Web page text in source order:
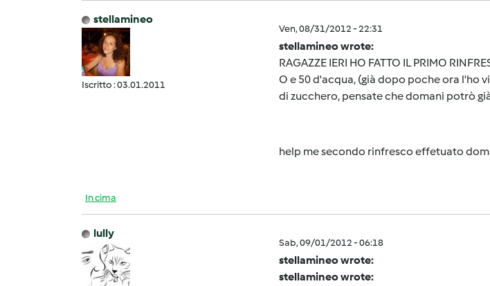
stellamineo
Iscritto : 03.01.2011
Ven, 08/31/2012 - 22:31
stellamineo wrote:
RAGAZZE IERI HO FATTO IL PRIMO
O e 50 d'acqua, (già dopo poche ora l'ho
di zucchero, pensate che domani potrò
help me secondo rinfresco effetuato
In cima
lully
Sab, 09/01/2012 - 06:18
stellamineo wrote:
stellamineo wrote: